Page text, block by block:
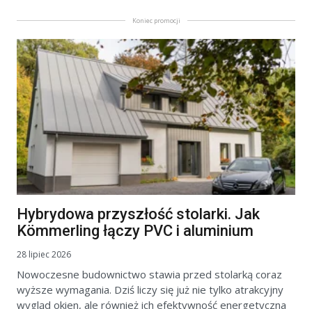
Koniec promocji
Hybrydowa przyszłość stolarki. Jak
Kömmerling łączy PVC i aluminium
28 lipiec 2026
Nowoczesne budownictwo stawia przed stolarką coraz
wyższe wymagania. Dziś liczy się już nie tylko atrakcyjny
wygląd okien, ale również ich efektywność energetyczna